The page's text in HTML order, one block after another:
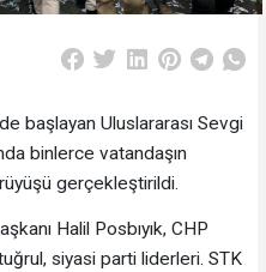
başlayan Uluslararası Sevgi
binlerce vatandaşın
gerçekleştirildi.
Halil Posbıyık, CHP
siyasi parti liderleri. STK